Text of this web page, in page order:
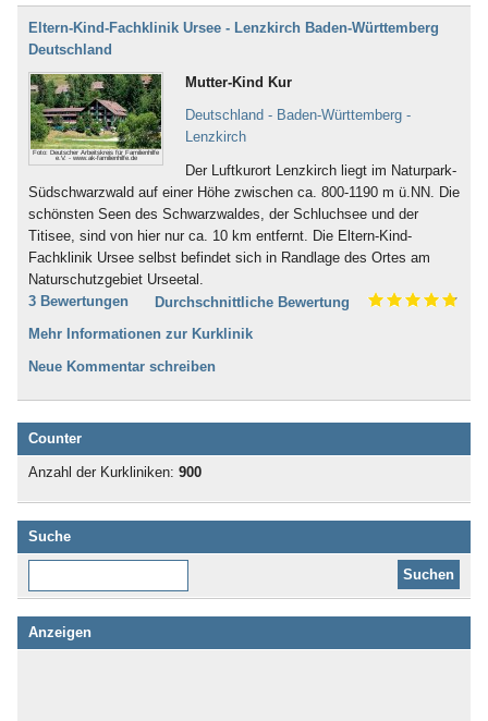
Eltern-Kind-Fachklinik Ursee - Lenzkirch Baden-Württemberg
Deutschland
Foto: Deutscher Arbeitskreis für Familienhilfe
e.V. - www.ak-familienhilfe.de
Mutter-Kind Kur
Deutschland - Baden-Württemberg -
Lenzkirch
Der Luftkurort Lenzkirch liegt im Naturpark-
Südschwarzwald auf einer Höhe zwischen ca. 800-1190 m ü.NN. Die
schönsten Seen des Schwarzwaldes, der Schluchsee und der
Titisee, sind von hier nur ca. 10 km entfernt. Die Eltern-Kind-
Fachklinik Ursee selbst befindet sich in Randlage des Ortes am
Naturschutzgebiet Urseetal.
3 Bewertungen
Durchschnittliche Bewertung
Mehr Informationen zur Kurklinik
Neue Kommentar schreiben
Counter
Anzahl der Kurkliniken: 900
Suche
Anzeigen